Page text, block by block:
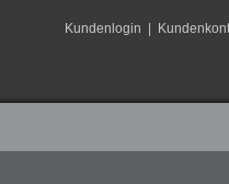
Kundenlogin